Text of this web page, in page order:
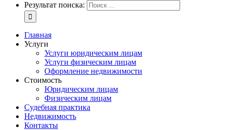
Результат поиска:
Главная
Услуги
Услуги юридическим лицам
Услуги физическим лицам
Оформление недвижимости
Стоимость
Юридическим лицам
Физическим лицам
Судебная практика
Недвижимость
Контакты